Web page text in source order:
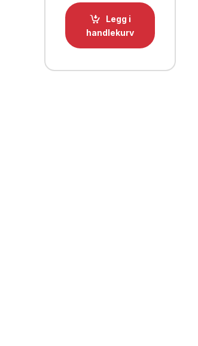
Legg i
handlekurv